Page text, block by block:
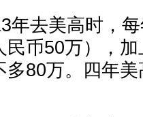
年去美高时，
民币50万），
多80万。四年